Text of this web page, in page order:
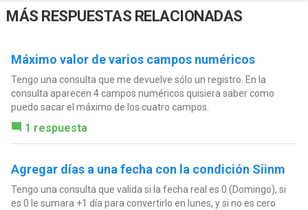
MÁS RESPUESTAS RELACIONADAS
Máximo valor de varios campos numéricos
Tengo una consulta que me devuelve sólo un registro. En la
consulta aparecen 4 campos numéricos quisiera saber como
puedo sacar el máximo de los cuatro campos.
1 respuesta
Agregar días a una fecha con la condición Siinm
Tengo una consulta que valida si la fecha real es 0 (Domingo), si
es 0 le sumara +1 día para convertirlo en lunes, y si no es cero